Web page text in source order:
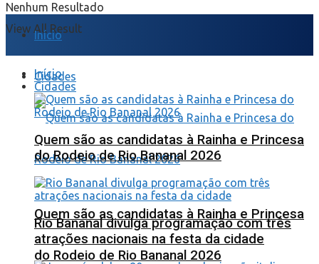
Nenhum Resultado
View All Result
Início
Cidades
Quem são as candidatas à Rainha e Princesa
do Rodeio de Rio Bananal 2026
Início
Cidades
Quem são as candidatas à Rainha e Princesa
do Rodeio de Rio Bananal 2026
Rio Bananal divulga programação com três
atrações nacionais na festa da cidade